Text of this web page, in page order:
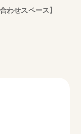
わせスペース】